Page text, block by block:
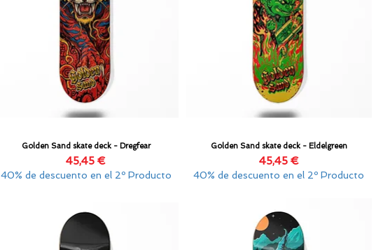
Vista rápida
Golden Sand skate deck - Dregfear
Precio
45,45 €
40% de descuento en el 2º Producto
Vista rápida
Golden Sand skate deck - Eldelgreen
Precio
45,45 €
40% de descuento en el 2º Producto